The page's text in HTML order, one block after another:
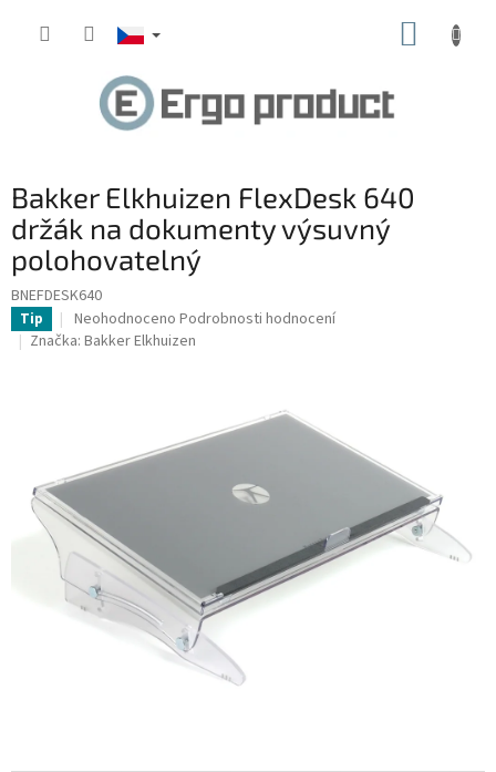
Bakker Elkhuizen FlexDesk 640
držák na dokumenty výsuvný
polohovatelný
BNEFDESK640
Tip
Průměrné
hodnocení
hvězdiček.
Neohodnoceno Podrobnosti hodnocení
Značka: Bakker Elkhuizen